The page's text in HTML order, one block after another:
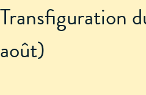
Transfiguration
août)